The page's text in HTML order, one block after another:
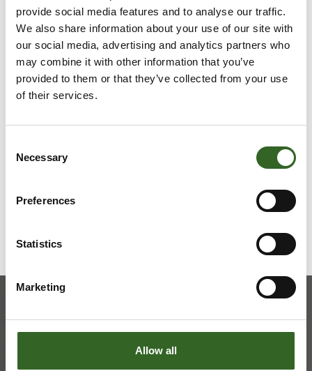
provide social media features and to analyse our traffic.
We also share information about your use of our site with
our social media, advertising and analytics partners who
may combine it with other information that you’ve
provided to them or that they’ve collected from your use
of their services.
Selection
Necessary
Preferences
Statistics
Marketing
Allow all
peltoon.
Heiniä ja olkia vastaanotetaan puutarhajätteen
vastaanottopaikoissa.
LAJITTELUOHJEET